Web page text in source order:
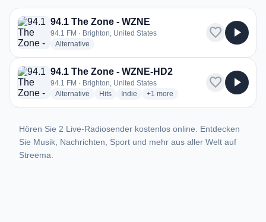
2 Radiosender aus Brighton
94.1 The Zone - WZNE
94.1 FM · Brighton, United States
Alternative
favorite play_arrow
94.1 The Zone - WZNE-HD2
94.1 FM · Brighton, United States
Alternative radio stations
Hitsradio stations
Indie radio stations
+1 more genres for 94.1 The Zone -
more
favorite play_arrow
Hören Sie 2 Live-Radiosender kostenlos online. Entdecken
Sie Musik, Nachrichten, Sport und mehr aus aller Welt auf
Streema.